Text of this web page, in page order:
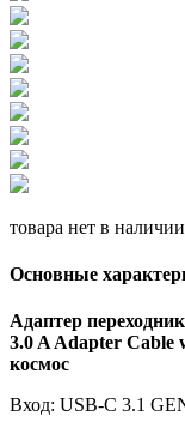
товара нет в наличии
Основные
Адаптер
3.0 A Adapter
космос
Вход: USB-